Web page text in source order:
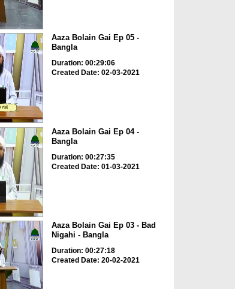
Aaza Bolain Gai Ep 05 -
Bangla
Duration: 00:29:06
Created Date: 02-03-2021
Aaza Bolain Gai Ep 04 -
Bangla
Duration: 00:27:35
Created Date: 01-03-2021
Aaza Bolain Gai Ep 03 - Bad
Nigahi - Bangla
Duration: 00:27:18
Created Date: 20-02-2021